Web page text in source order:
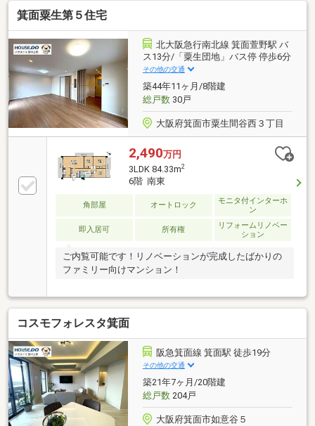
箕面粟生第５住宅
北大阪急行南北線 箕面萱野駅 バ
ス13分/「粟生団地」バス停 停歩6分
その他の交通
築44年11ヶ月/8階建
総戸数30戸
大阪府箕面市粟生間谷西３丁目
2,490万円
3LDK 84.33m2
6階 南東
角部屋 オートロック
モニタ付インターホ
ン
即入居可 所有権
リフォームリノベー
ション
ご内覧可能です！リノベーションが完成したばかりの
ファミリー向けマンション！
コスモフォレスタ箕面
阪急箕面線 箕面駅 徒歩19分
その他の交通
築21年7ヶ月/20階建
総戸数204戸
大阪府箕面市如意谷５